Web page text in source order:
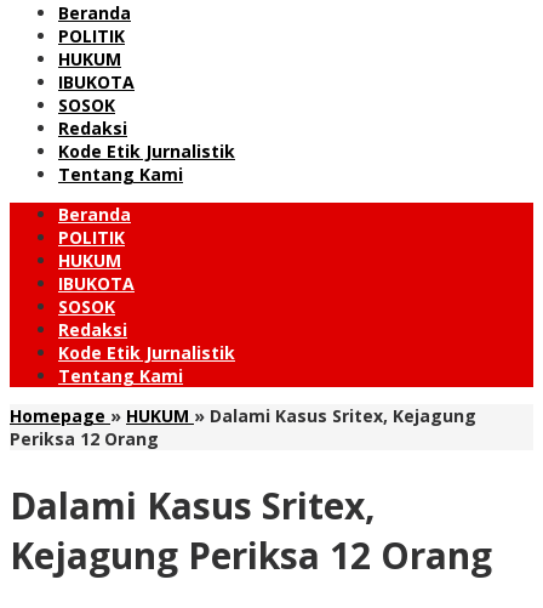
Beranda
POLITIK
HUKUM
IBUKOTA
SOSOK
Redaksi
Kode Etik Jurnalistik
Tentang Kami
Beranda
POLITIK
HUKUM
IBUKOTA
SOSOK
Redaksi
Kode Etik Jurnalistik
Tentang Kami
Homepage » HUKUM » Dalami Kasus Sritex, Kejagung
Periksa 12 Orang
Dalami Kasus Sritex,
Kejagung Periksa 12 Orang